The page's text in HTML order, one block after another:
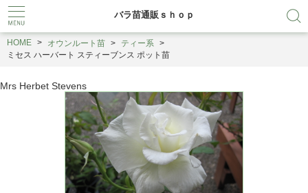
バラ苗通販ｓｈｏｐ
HOME オウンルート苗
ティー系
ミセス ハーバート スティーブンス ポット苗
Mrs Herbet Stevens